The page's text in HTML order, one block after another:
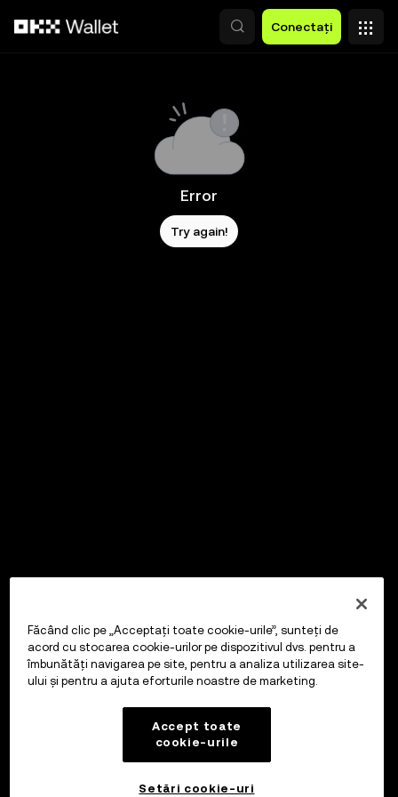
Conectați
Error
Try again!
Făcând clic pe „Acceptați toate cookie-urile”, sunteți de
acord cu stocarea cookie-urilor pe dispozitivul dvs. pentru a
îmbunătăți navigarea pe site, pentru a analiza utilizarea site-
ului și pentru a ajuta eforturile noastre de marketing.
Accept toate
cookie-urile
Setări cookie-uri